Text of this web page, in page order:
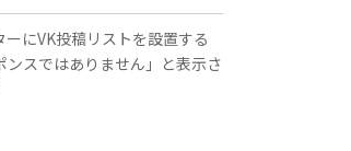
にVK投稿リストを設置する
ンスではありません」と表示さ